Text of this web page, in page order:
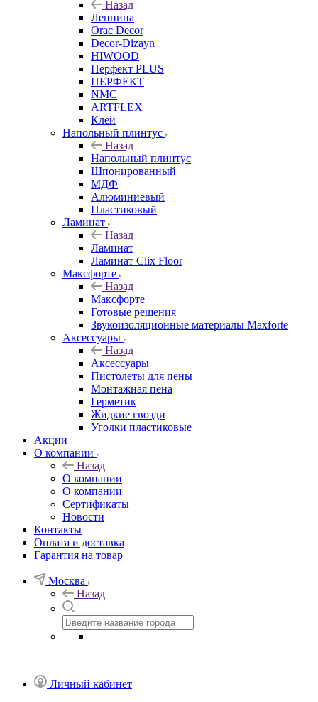
Назад
Лепнина
Orac Decor
Decor-Dizayn
HIWOOD
Перфект PLUS
ПЕРФЕКТ
NMC
ARTFLEX
Клей
Напольный плинтус
Назад
Напольный плинтус
Шпонированный
МДФ
Алюминиевый
Пластиковый
Ламинат
Назад
Ламинат
Ламинат Clix Floor
Максфорте
Назад
Максфорте
Готовые решения
Звукоизоляционные материалы Maxforte
Аксессуары
Назад
Аксессуары
Пистолеты для пены
Монтажная пена
Герметик
Жидкие гвозди
Уголки пластиковые
Акции
О компании
Назад
О компании
О компании
Сертификаты
Новости
Контакты
Оплата и доставка
Гарантия на товар
Москва
Назад
Личный кабинет